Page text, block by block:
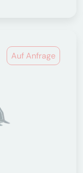
Auf Anfrage